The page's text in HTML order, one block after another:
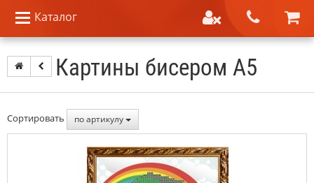
Каталог
Картины бисером А5
Сортировать по артикулу